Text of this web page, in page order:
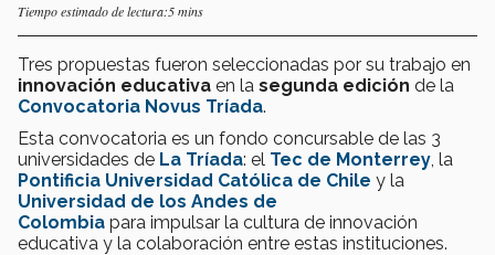
Tiempo estimado de lectura:5 mins
Tres propuestas fueron seleccionadas por su trabajo en
innovación educativa en la segunda edición de la
Convocatoria Novus Tríada.
Esta convocatoria es un fondo concursable de las 3
universidades de La Tríada: el Tec de Monterrey , la
Pontificia Universidad Católica de Chile y la
Universidad de los Andes de
Colombia para impulsar la cultura de innovación
educativa y la colaboración entre estas instituciones.